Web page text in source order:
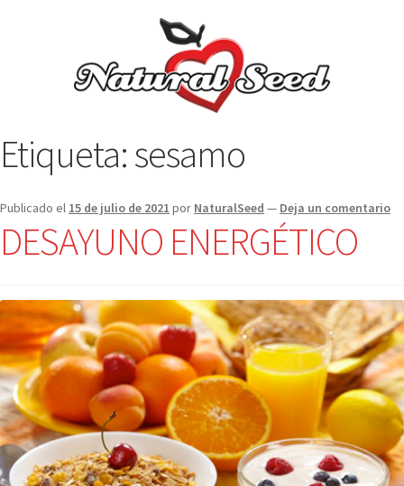
Etiqueta:sesamo
Publicado el 15 de julio de 2021 por NaturalSeed — Deja un comentario
DESAYUNO ENERGÉTICO